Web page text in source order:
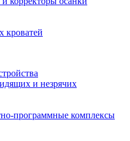
кроватей
и незрячих
программные комплексы